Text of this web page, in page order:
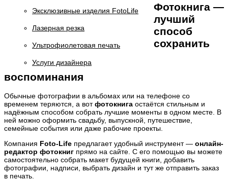
Эксклюзивные изделия FotoLife
Лазерная резка
Ультрофиолетовая печать
Услуги дизайнера
Фотокнига —
лучший
способ
сохранить
воспоминания
Обычные фотографии в альбомах или на телефоне со
временем теряются, а вотфотокнига остаётся стильным и
надёжным способом собрать лучшие моменты в одном месте. В
ней можно оформить свадьбу, выпускной, путешествие,
семейные события или даже рабочие проекты.
Компания Foto-Life предлагает удобный инструмент — онлайн-
редактор фотокниг прямо на сайте. С его помощью вы можете
самостоятельно собрать макет будущей книги, добавить
фотографии, надписи, выбрать дизайн и тут же отправить заказ
в печать.